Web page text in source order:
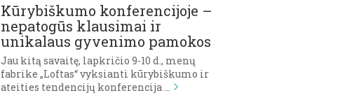
Kūrybiškumo konferencijoje –
nepatogūs klausimai ir
unikalaus gyvenimo pamokos
Jau kitą savaitę, lapkričio 9-10 d., menų
fabrike „Loftas“ vyksianti kūrybiškumo ir
ateities tendencijų konferencija …